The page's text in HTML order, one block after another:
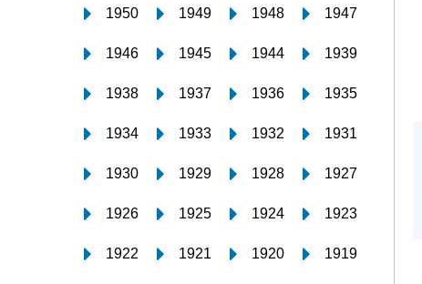
1950 1949 1948 1947
1946 1945 1944 1939
1938 1937 1936 1935
1934 1933 1932 1931
1930 1929 1928 1927
1926 1925 1924 1923
1922 1921 1920 1919